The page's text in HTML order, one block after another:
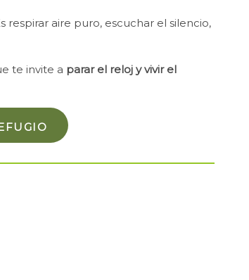
respirar aire puro, escuchar el silencio,
te invite a parar el reloj y vivir el